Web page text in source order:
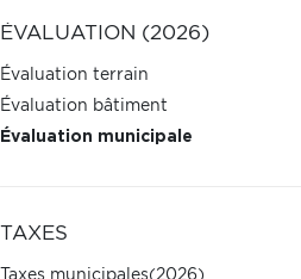
ÉVALUATION (2026)
Évaluation terrain
Évaluation bâtiment
Évaluation municipale
TAXES
Taxes municipales(2026)